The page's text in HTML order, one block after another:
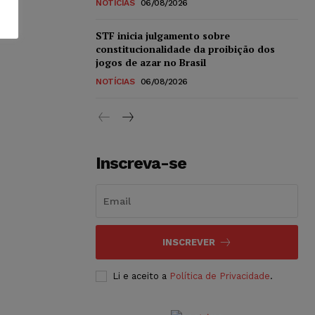
NOTÍCIAS 06/08/2026
STF inicia julgamento sobre
constitucionalidade da proibição dos
jogos de azar no Brasil
NOTÍCIAS 06/08/2026
Inscreva-se
INSCREVER
Li e aceito a Política de Privacidade.